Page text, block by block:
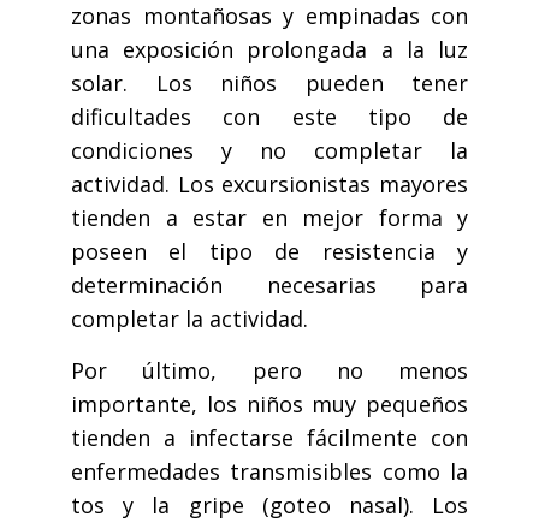
zonas montañosas y empinadas con
una exposición prolongada a la luz
solar. Los niños pueden tener
dificultades con este tipo de
condiciones y no completar la
actividad. Los excursionistas mayores
tienden a estar en mejor forma y
poseen el tipo de resistencia y
determinación necesarias para
completar la actividad.
Por último, pero no menos
importante, los niños muy pequeños
tienden a infectarse fácilmente con
enfermedades transmisibles como la
tos y la gripe (goteo nasal). Los